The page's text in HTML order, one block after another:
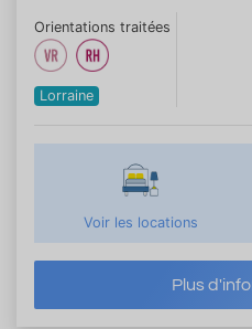
Orientations traitées
Lorraine
Voir les locations
Plus